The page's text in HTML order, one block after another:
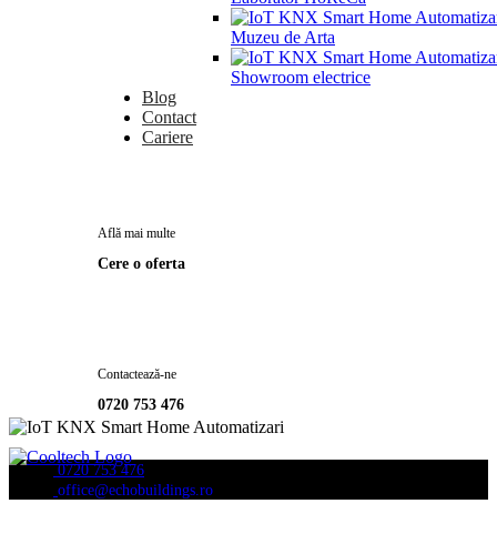
Muzeu de Arta
Showroom electrice
Blog
Contact
Cariere
Află mai multe
Cere o oferta
Contactează-ne
0720 753 476
0720 753 476
office@echobuildings.ro